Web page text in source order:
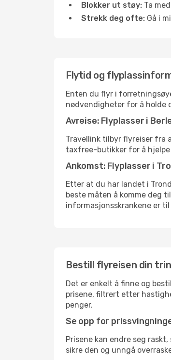
Blokker ut støy: Ta
Strekk deg ofte: Gå i
Flytid og
Enten du flyr i
nødvendigheter for å holde
Avreise: Flyplasser i
Travellink tilbyr flyreiser fra
taxfree-butikker for å
Ankomst: Flyplasser i
Etter at du har landet i
beste måten å komme deg
informasjonsskrankene er
Bestill flyreisen din
Det er enkelt å finne og
prisene, filtrert etter
penger.
Se opp for
Prisene kan endre seg
sikre den og unngå